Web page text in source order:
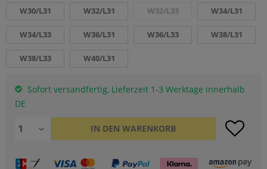
W30/L31
W32/L31 W32/L33 W34/L31
W34/L33 W36/L31 W36/L33 W38/L31
W38/L33 W40/L31
Sofort versandfertig, Lieferzeit 1-3 Werktage innerhalb
DE
IN DEN WARENKORB